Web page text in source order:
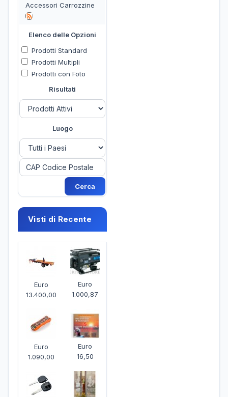
Accessori Carrozzine
Elenco delle Opzioni
Prodotti Standard
Prodotti Multipli
Prodotti con Foto
Risultati
Luogo
Visti di Recente
Euro
13.400,00
Euro
1.000,87
Euro
1.090,00
Euro
16,50